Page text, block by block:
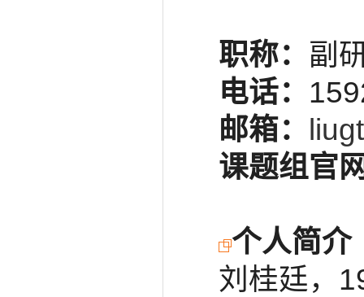
职称： 副
电话：
邮箱：
课题组官
个人简介
刘桂廷，